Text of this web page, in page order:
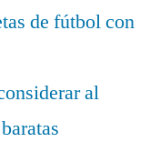
de fútbol con
al